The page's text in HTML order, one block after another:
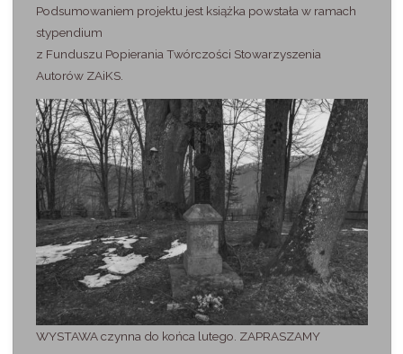
Podsumowaniem projektu jest książka powstała w ramach
stypendium
z Funduszu Popierania Twórczości Stowarzyszenia
Autorów ZAiKS.
WYSTAWA czynna do końca lutego. ZAPRASZAMY